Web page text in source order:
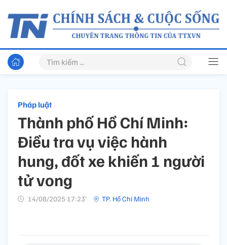
Pháp luật
Thành phố Hồ Chí Minh:
Điều tra vụ việc hành
hung, đốt xe khiến 1 người
tử vong
14/08/2025 17:23’ TP. Hồ Chí Minh